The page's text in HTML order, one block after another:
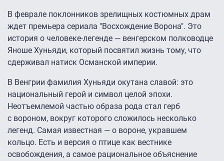
В феврале поклонников зрелищных костюмных драм
ждет премьера сериала "Восхождение Ворона". Это
история о человеке-легенде — венгерском полководце
Яноше Хуньяди, который посвятил жизнь тому, что
сдерживал натиск Османской империи.
В Венгрии фамилия Хуньяди окутана славой: это
национальный герой и символ целой эпохи.
Неотъемлемой частью образа рода стал герб
с вороном, вокруг которого сложилось несколько
легенд. Самая известная — о вороне, укравшем
кольцо. Есть и версия о птице как вестнике
освобождения, а самое рациональное объяснение